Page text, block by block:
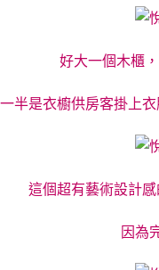
好大一個木櫃
一半是衣櫥供房客掛上
這個超有藝術設計
因為